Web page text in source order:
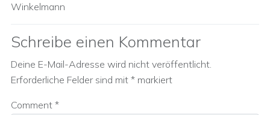
Winkelmann
Schreibe einen Kommentar
Deine E-Mail-Adresse wird nicht veröffentlicht.
Erforderliche Felder sind mit * markiert
Comment *